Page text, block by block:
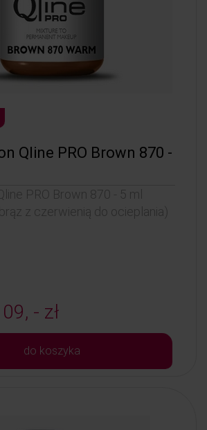
Qline PRO Brown 870 -
PRO Brown 870 - 5 ml
z czerwienią do ocieplania)
- zł
do koszyka